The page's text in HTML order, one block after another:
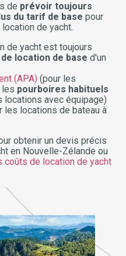
de prévoir toujours
du tarif de base pour
de yacht.
de yacht est toujours
location de base d'un
(APA) (pour les
les pourboires habituels
locations avec équipage)
les locations de bateau à
obtenir un devis précis
en Nouvelle-Zélande ou
coûts de location de yacht